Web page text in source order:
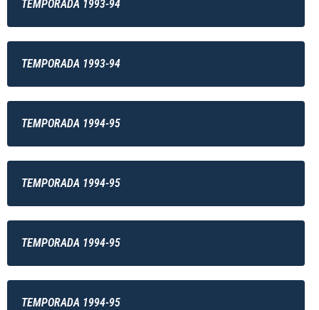
TEMPORADA 1993-94
TEMPORADA 1993-94
TEMPORADA 1994-95
TEMPORADA 1994-95
TEMPORADA 1994-95
TEMPORADA 1994-95